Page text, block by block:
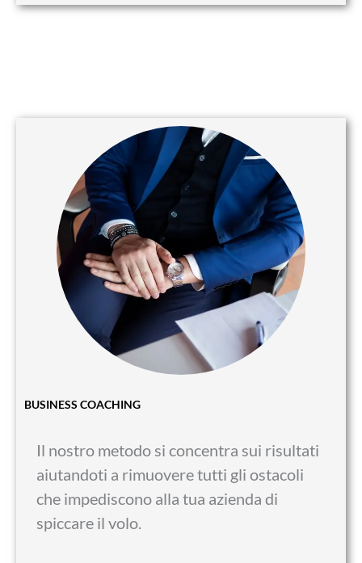
BUSINESS COACHING
Il nostro metodo si concentra sui risultati
aiutandoti a rimuovere tutti gli ostacoli
che impediscono alla tua azienda di
spiccare il volo.